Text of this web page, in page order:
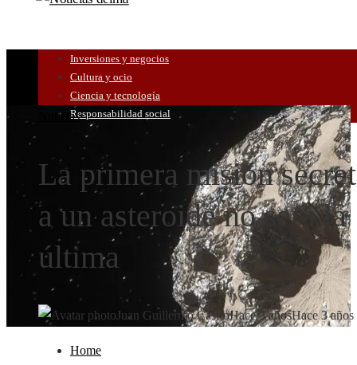
Inversiones y negocios
Cultura y ocio
Ciencia y tecnología
Responsabilidad social
Noticias
La primera misión
a un asteroide no será la
última
Juan Guillermo CastroHace 3 añosHace 3 años
Home